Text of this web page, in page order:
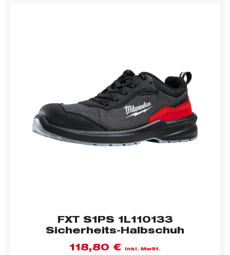
FXT S1PS 1L110133
Sicherheits-Halbschuh
118,80 € inkl. MwSt.